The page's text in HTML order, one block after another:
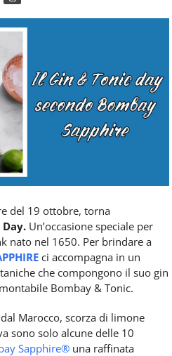
del 19 ottobre, torna
Un’occasione speciale per
nato nel 1650. Per brindare a
ci accompagna in un
che compongono il suo gin
Bombay & Tonic.
Marocco, scorza di limone
sono solo alcune delle 10
Sapphire® una raffinata